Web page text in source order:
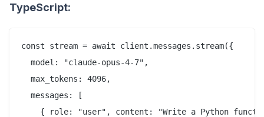
TypeScript:
const stream = await client.messages.stream({
  model: "claude-opus-4-7",
  max_tokens: 4096,
  messages: [
{ role: "user", content: "Write a Python